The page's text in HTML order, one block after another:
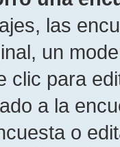
las
un
clic para
a la
o